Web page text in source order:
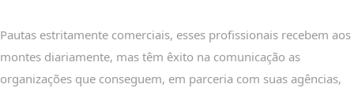
Pautas estritamente comerciais, esses profissionais recebem aos
montes diariamente, mas têm êxito na comunicação as
organizações que conseguem, em parceria com suas agências,